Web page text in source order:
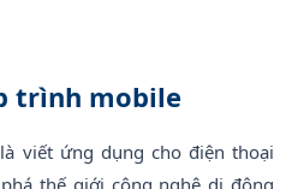
trình mobile
viết ứng dụng cho điện thoại